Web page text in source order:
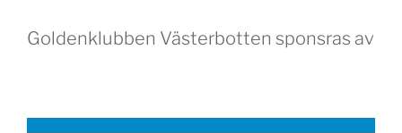
Goldenklubben Västerbotten sponsras av